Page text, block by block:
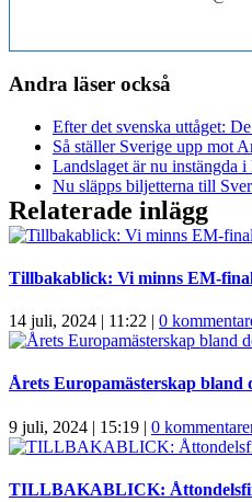
Andra läser också
Efter det svenska uttåget:
Så ställer Sverige upp mot
Landslaget är nu instängda
Nu släpps biljetterna till
Relaterade inlägg
Tillbakablick: Vi minns EM-
14 juli, 2024 | 11:22 | 0
Årets Europamästerskap bland
9 juli, 2024 | 15:19 | 0
TILLBAKABLICK: